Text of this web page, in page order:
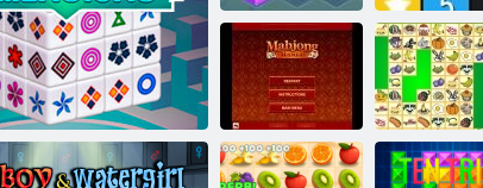
Heksa Ühendama